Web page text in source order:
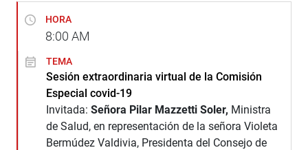
HORA
8:00 AM
TEMA
Sesión extraordinaria virtual de la Comisión
Especial covid-19
Invitada: Señora Pilar Mazzetti Soler, Ministra
de Salud, en representación de la señora Violeta
Bermúdez Valdivia, Presidenta del Consejo de